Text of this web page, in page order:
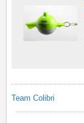
Team Colibri